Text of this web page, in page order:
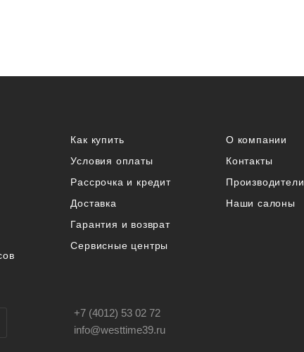
Как купить
Условия оплаты
Рассрочка и кредит
Доставка
Гарантия и возврат
Сервисные центры
О компании
Контакты
Производители
Наши салоны
+7 (4012) 53 02 72
info@westtime39.ru